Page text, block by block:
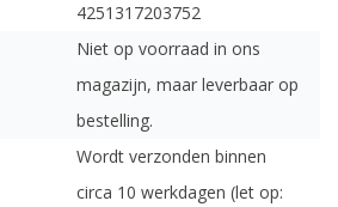
4251317203752
Niet op voorraad in ons
magazijn, maar leverbaar op
bestelling.
Wordt verzonden binnen
circa 10 werkdagen (let op: